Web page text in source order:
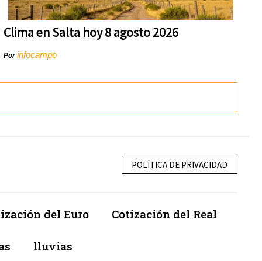
Clima en Salta hoy 8 agosto 2026
Porinfocampo
POLÍTICA DE PRIVACIDAD
del Euro Cotización del Real
lluvias